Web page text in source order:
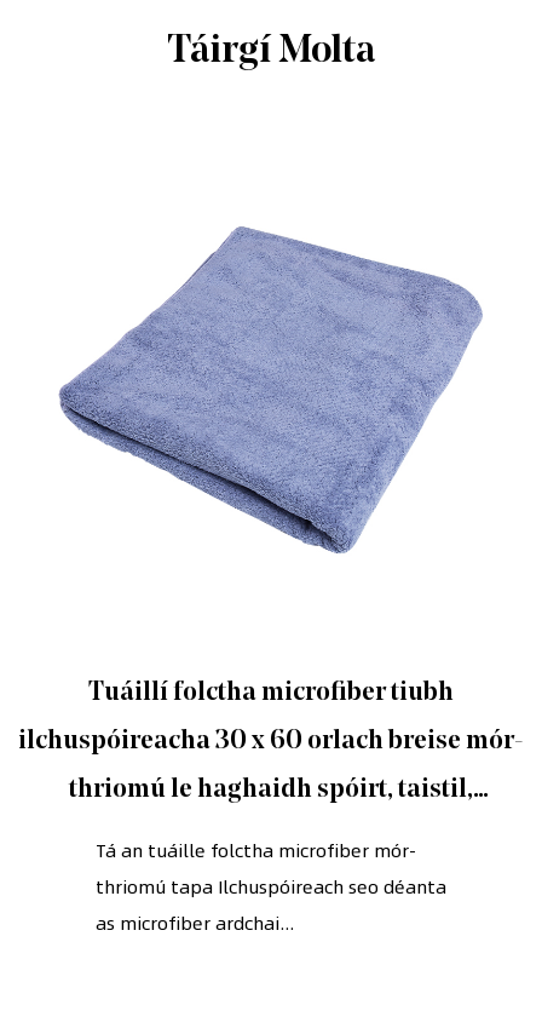
Táirgí Molta
Tuáillí folctha microfiber tiubh
ilchuspóireacha 30 x 60 orlach breise mór-
thriomú le haghaidh spóirt, taistil,
folláine, yoga
Tá an tuáille folctha microfiber mór-
thriomú tapa Ilchuspóireach seo déanta
as microfiber ardchai...